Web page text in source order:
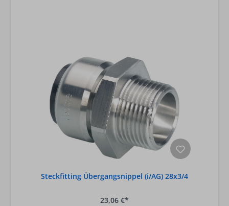
Steckfitting Übergangsnippel (i/AG) 28x3/4
23,06 €*